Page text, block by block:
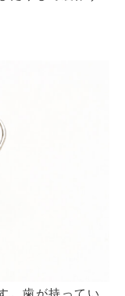
。歯が持ってい